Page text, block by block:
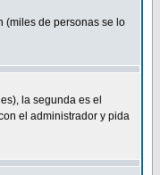
de personas se lo
la segunda es el
el administrador y pida